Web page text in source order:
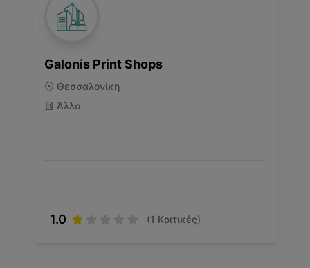
Galonis Print Shops
Θεσσαλονίκη
Άλλο
1.0 (1 Κριτικές)